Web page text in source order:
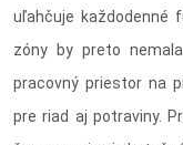
uľahčuje každodenné
zóny by preto
pracovný priestor na
pre riad aj potraviny.